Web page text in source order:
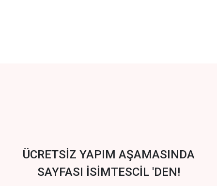
ÜCRETSİZ YAPIM AŞAMASINDA
SAYFASI İSİMTESCİL 'DEN!